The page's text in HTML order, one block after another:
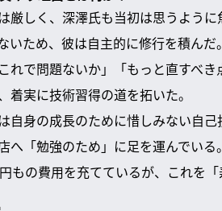
厳しく、深澤氏も当初は思うよう
いため、彼は自主的に修行を積ん
れで問題ないか」「もっと直すべ
着実に技術習得の道を拓いた。
自身の成長のために惜しみない自
へ「勉強のため」に足を運んでい
もの費用を充てているが、これを「